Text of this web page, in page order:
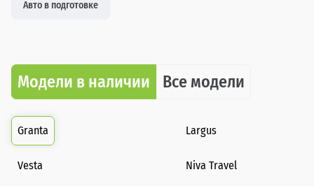
Авто в подготовке
Модели в наличии Все модели
Granta Largus
Vesta Niva Travel